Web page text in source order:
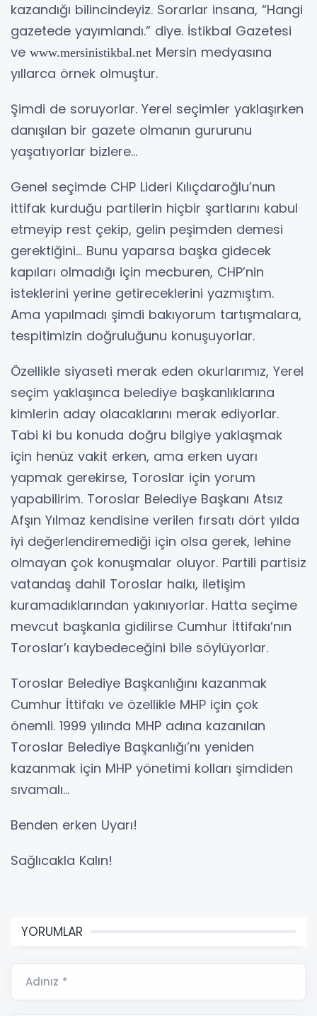
kazandığı bilincindeyiz. Sorarlar insana, “Hangi
gazetede yayımlandı.” diye. İstikbal Gazetesi
ve www.mersinistikbal.net Mersin medyasına
yıllarca örnek olmuştur.
Şimdi de soruyorlar. Yerel seçimler yaklaşırken
danışılan bir gazete olmanın gururunu
yaşatıyorlar bizlere…
Genel seçimde CHP Lideri Kılıçdaroğlu’nun
ittifak kurduğu partilerin hiçbir şartlarını kabul
etmeyip rest çekip, gelin peşimden demesi
gerektiğini… Bunu yaparsa başka gidecek
kapıları olmadığı için mecburen, CHP’nin
isteklerini yerine getireceklerini yazmıştım.
Ama yapılmadı şimdi bakıyorum tartışmalara,
tespitimizin doğruluğunu konuşuyorlar.
Özellikle siyaseti merak eden okurlarımız, Yerel
seçim yaklaşınca belediye başkanlıklarına
kimlerin aday olacaklarını merak ediyorlar.
Tabi ki bu konuda doğru bilgiye yaklaşmak
için henüz vakit erken, ama erken uyarı
yapmak gerekirse, Toroslar için yorum
yapabilirim. Toroslar Belediye Başkanı Atsız
Afşın Yılmaz kendisine verilen fırsatı dört yılda
iyi değerlendiremediği için olsa gerek, lehine
olmayan çok konuşmalar oluyor. Partili partisiz
vatandaş dahil Toroslar halkı, iletişim
kuramadıklarından yakınıyorlar. Hatta seçime
mevcut başkanla gidilirse Cumhur İttifakı’nın
Toroslar’ı kaybedeceğini bile söylüyorlar.
Toroslar Belediye Başkanlığını kazanmak
Cumhur İttifakı ve özellikle MHP için çok
önemli. 1999 yılında MHP adına kazanılan
Toroslar Belediye Başkanlığı’nı yeniden
kazanmak için MHP yönetimi kolları şimdiden
sıvamalı…
Benden erken Uyarı!
Sağlıcakla Kalın!
YORUMLAR
Adınız *